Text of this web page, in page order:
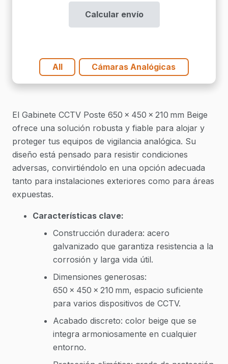
Mm
Beige
cantidad
Calcular envío
All Cámaras Analógicas
El Gabinete CCTV Poste 650 × 450 × 210 mm Beige
ofrece una solución robusta y fiable para alojar y
proteger tus equipos de vigilancia analógica. Su
diseño está pensado para resistir condiciones
adversas, convirtiéndolo en una opción adecuada
tanto para instalaciones exteriores como para áreas
expuestas.
Características clave:
Construcción duradera: acero
galvanizado que garantiza resistencia a la
corrosión y larga vida útil.
Dimensiones generosas:
650 × 450 × 210 mm, espacio suficiente
para varios dispositivos de CCTV.
Acabado discreto: color beige que se
integra armoniosamente en cualquier
entorno.